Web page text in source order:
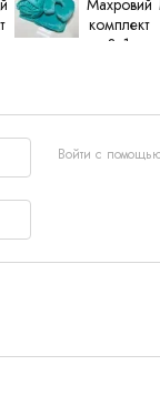
Войти с